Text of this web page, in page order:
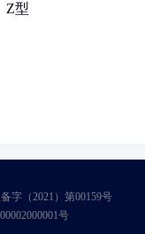
Z型
字（2021）第00159号
号